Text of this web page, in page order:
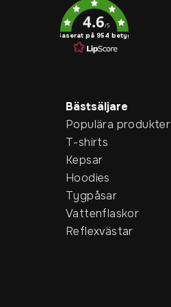
4.6/5
Baserat på 954 betyg
Bästsäljare
Populära produkter
T-shirts
Kepsar
Hoodies
Tygpåsar
Vattenflaskor
Reflexvästar